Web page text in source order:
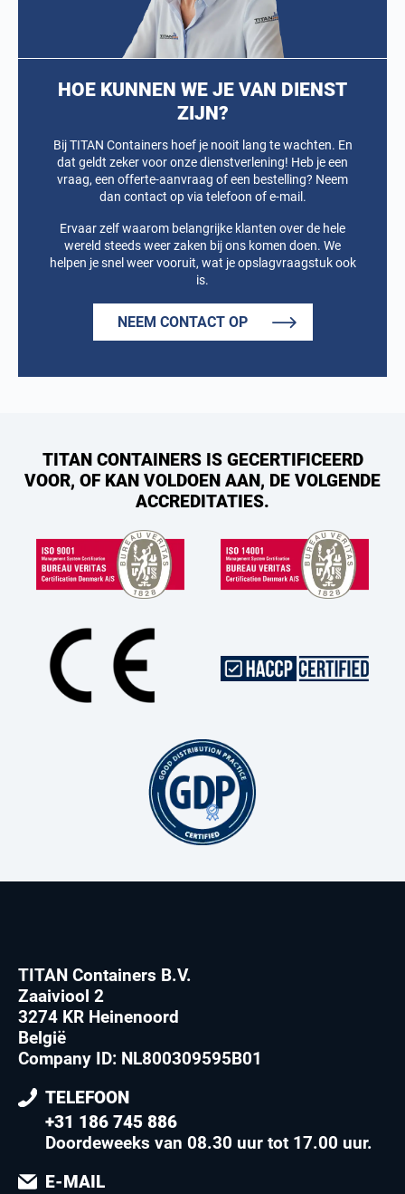
HOE KUNNEN WE JE VAN DIENST
ZIJN?
Bij TITAN Containers hoef je nooit lang te wachten. En
dat geldt zeker voor onze dienstverlening! Heb je een
vraag, een offerte-aanvraag of een bestelling? Neem
dan contact op via telefoon of e-mail.
Ervaar zelf waarom belangrijke klanten over de hele
wereld steeds weer zaken bij ons komen doen. We
helpen je snel weer vooruit, wat je opslagvraagstuk ook
is.
NEEM CONTACT OP
TITAN CONTAINERS IS GECERTIFICEERD
VOOR, OF KAN VOLDOEN AAN, DE VOLGENDE
ACCREDITATIES.
TITAN Containers B.V.
Zaaiviool 2
3274 KR Heinenoord
België
Company ID: NL800309595B01
TELEFOON
+31 186 745 886
Doordeweeks van 08.30 uur tot 17.00 uur.
E-MAIL